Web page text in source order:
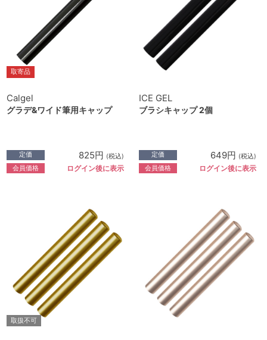
取寄品
Calgel
グラデ&ワイド筆用キャップ
定価 825円 (税込)
会員価格 ログイン後に表示
ICE GEL
ブラシキャップ 2個
定価 649円 (税込)
会員価格 ログイン後に表示
取扱不可